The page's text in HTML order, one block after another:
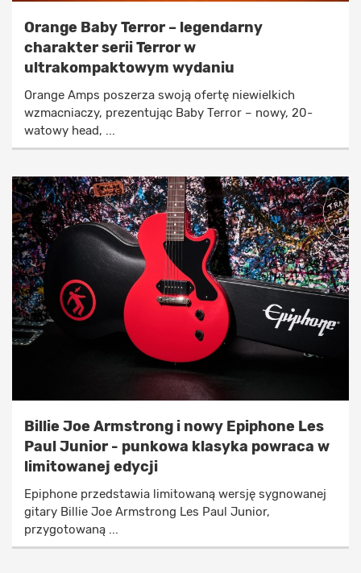
Orange Baby Terror – legendarny
charakter serii Terror w
ultrakompaktowym wydaniu
Orange Amps poszerza swoją ofertę niewielkich
wzmacniaczy, prezentując Baby Terror – nowy, 20-
watowy head, ...
Billie Joe Armstrong i nowy Epiphone Les
Paul Junior - punkowa klasyka powraca w
limitowanej edycji
Epiphone przedstawia limitowaną wersję sygnowanej
gitary Billie Joe Armstrong Les Paul Junior,
przygotowaną ...